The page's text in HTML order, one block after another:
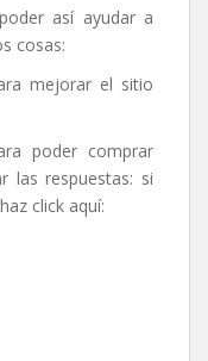
así ayudar a
cosas:
mejorar el sitio
poder comprar
las respuestas: si
click aquí: